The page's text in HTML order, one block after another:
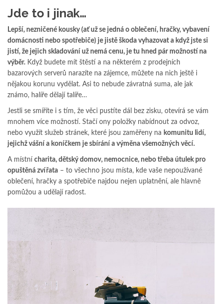
Jde to i jinak…
Lepší, nezničené kousky (ať už se jedná o oblečení, hračky, vybavení
domácnosti nebo spotřebiče) je jistě škoda vyhazovat a když jste si
jistí, že jejich skladování už nemá cenu, je tu hned pár možností na
výběr. Když budete mít štěstí a na některém z prodejních
bazarových serverů narazíte na zájemce, můžete na nich ještě i
nějakou korunu vydělat. Asi to nebude závratná suma, ale jak
známo, halíře dělají talíře…
Jestli se smíříte i s tím, že věci pustíte dál bez zisku, otevírá se vám
mnohem více možností. Stačí ony položky nabídnout za odvoz,
nebo využít služeb stránek, které jsou zaměřeny na komunitu lidí,
jejichž vášní a koníčkem je sbírání a výměna všemožných věcí.
A místní charita, dětský domov, nemocnice, nebo třeba útulek pro
opuštěná zvířata – to všechno jsou místa, kde vaše nepoužívané
oblečení, hračky a spotřebiče najdou nejen uplatnění, ale hlavně
pomůžou a udělají radost.